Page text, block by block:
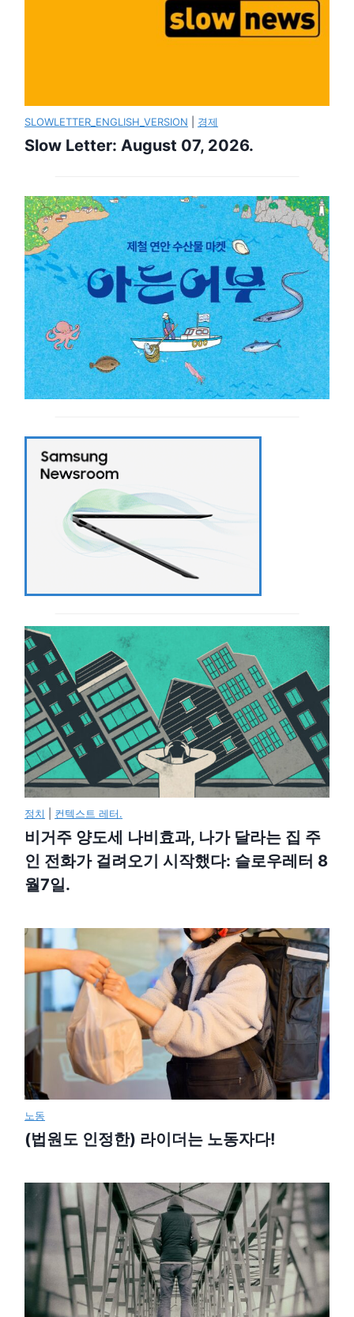
SLOWLETTER_ENGLISH_VERSION 경제
Slow Letter: August 07, 2026.
정치 컨텍스트 레터.
비거주 양도세 나비효과, 나가 달라는 집 주
인 전화가 걸려오기 시작했다: 슬로우레터 8
월7일.
노동
(법원도 인정한) 라이더는 노동자다!